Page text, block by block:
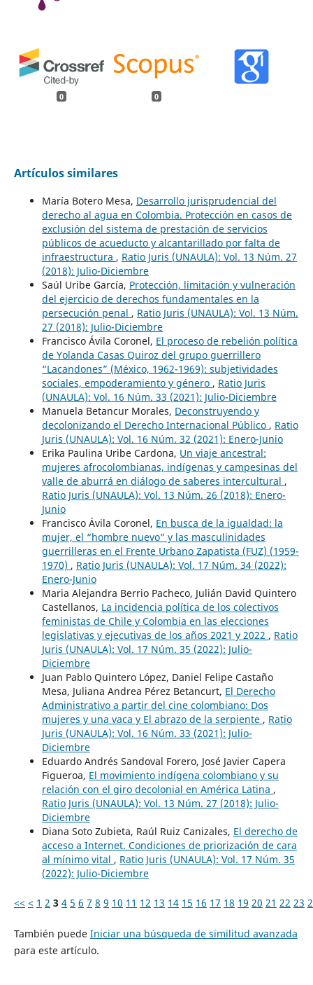
0 0
Artículos similares
María Botero Mesa, Desarrollo jurisprudencial del
derecho al agua en Colombia. Protección en casos de
exclusión del sistema de prestación de servicios
públicos de acueducto y alcantarillado por falta de
infraestructura , Ratio Juris (UNAULA): Vol. 13 Núm. 27
(2018): Julio-Diciembre
Saúl Uribe García, Protección, limitación y vulneración
del ejercicio de derechos fundamentales en la
persecución penal , Ratio Juris (UNAULA): Vol. 13 Núm.
27 (2018): Julio-Diciembre
Francisco Ávila Coronel, El proceso de rebelión política
de Yolanda Casas Quiroz del grupo guerrillero
“Lacandones” (México, 1962-1969): subjetividades
sociales, empoderamiento y género , Ratio Juris
(UNAULA): Vol. 16 Núm. 33 (2021): Julio-Diciembre
Manuela Betancur Morales, Deconstruyendo y
decolonizando el Derecho Internacional Público , Ratio
Juris (UNAULA): Vol. 16 Núm. 32 (2021): Enero-Junio
Erika Paulina Uribe Cardona, Un viaje ancestral:
mujeres afrocolombianas, indígenas y campesinas del
valle de aburrá en diálogo de saberes intercultural ,
Ratio Juris (UNAULA): Vol. 13 Núm. 26 (2018): Enero-
Junio
Francisco Ávila Coronel, En busca de la igualdad: la
mujer, el “hombre nuevo” y las masculinidades
guerrilleras en el Frente Urbano Zapatista (FUZ) (1959-
1970) , Ratio Juris (UNAULA): Vol. 17 Núm. 34 (2022):
Enero-Junio
Maria Alejandra Berrio Pacheco, Julián David Quintero
Castellanos, La incidencia política de los colectivos
feministas de Chile y Colombia en las elecciones
legislativas y ejecutivas de los años 2021 y 2022 , Ratio
Juris (UNAULA): Vol. 17 Núm. 35 (2022): Julio-
Diciembre
Juan Pablo Quintero López, Daniel Felipe Castaño
Mesa, Juliana Andrea Pérez Betancurt, El Derecho
Administrativo a partir del cine colombiano: Dos
mujeres y una vaca y El abrazo de la serpiente , Ratio
Juris (UNAULA): Vol. 16 Núm. 33 (2021): Julio-
Diciembre
Eduardo Andrés Sandoval Forero, José Javier Capera
Figueroa, El movimiento indígena colombiano y su
relación con el giro decolonial en América Latina ,
Ratio Juris (UNAULA): Vol. 13 Núm. 27 (2018): Julio-
Diciembre
Diana Soto Zubieta, Raúl Ruiz Canizales, El derecho de
acceso a Internet. Condiciones de priorización de cara
al mínimo vital , Ratio Juris (UNAULA): Vol. 17 Núm. 35
(2022): Julio-Diciembre
<< < 1 2 3 4 5 6 7 8 9 10 11 12 13 14 15 16 17 18 19 20 21 22 23
También puede Iniciar una búsqueda de similitud avanzada
para este artículo.